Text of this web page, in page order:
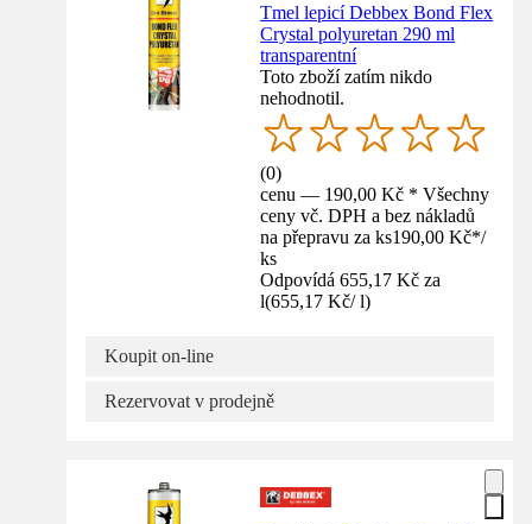
Tmel lepicí Debbex Bond Flex
Crystal polyuretan 290 ml
transparentní
Toto zboží zatím nikdo
nehodnotil.
(0)
cenu — 190,00 Kč * Všechny
ceny vč. DPH a bez nákladů
na přepravu za ks190,00 Kč*/
ks
Odpovídá 655,17 Kč za
l(655,17 Kč/ l)
Koupit on-line
Rezervovat v prodejně